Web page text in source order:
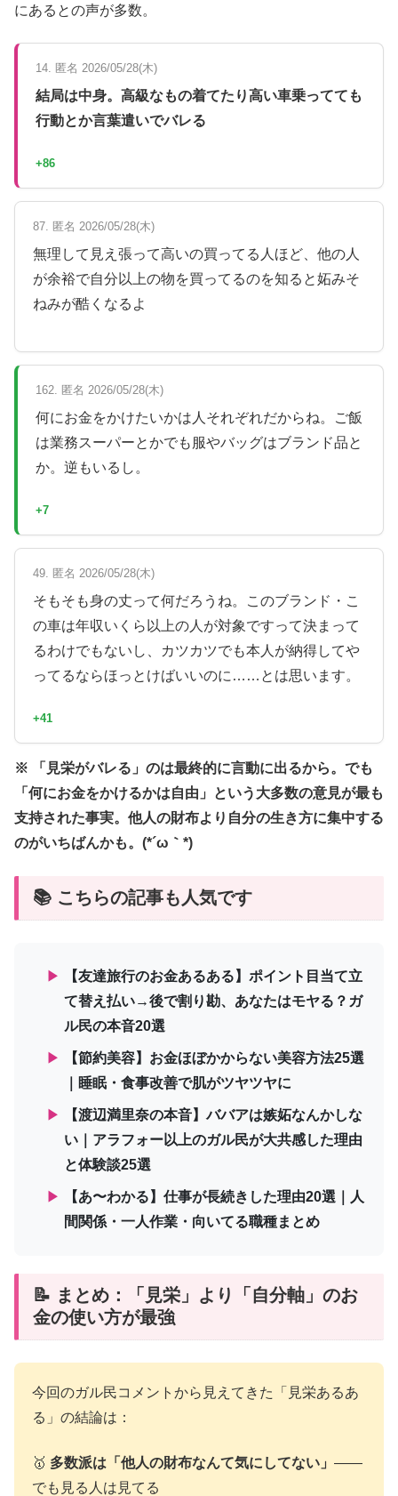
にあるとの声が多数。
14. 匿名 2026/05/28(木)
結局は中身。高級なもの着てたり高い車乗ってても
行動とか言葉遣いでバレる
+86
87. 匿名 2026/05/28(木)
無理して見え張って高いの買ってる人ほど、他の人
が余裕で自分以上の物を買ってるのを知ると妬みそ
ねみが酷くなるよ
162. 匿名 2026/05/28(木)
何にお金をかけたいかは人それぞれだからね。ご飯
は業務スーパーとかでも服やバッグはブランド品と
か。逆もいるし。
+7
49. 匿名 2026/05/28(木)
そもそも身の丈って何だろうね。このブランド・こ
の車は年収いくら以上の人が対象ですって決まって
るわけでもないし、カツカツでも本人が納得してや
ってるならほっとけばいいのに……とは思います。
+41
※ 「見栄がバレる」のは最終的に言動に出るから。でも
「何にお金をかけるかは自由」という大多数の意見が最も
支持された事実。他人の財布より自分の生き方に集中する
のがいちばんかも。(*´ω｀*)
📚 こちらの記事も人気です
▶
【友達旅行のお金あるある】ポイント目当て立
て替え払い→後で割り勘、あなたはモヤる？ガ
ル民の本音20選
▶
【節約美容】お金ほぼかからない美容方法25選
｜睡眠・食事改善で肌がツヤツヤに
▶
【渡辺満里奈の本音】ババアは嫉妬なんかしな
い｜アラフォー以上のガル民が大共感した理由
と体験談25選
▶
【あ〜わかる】仕事が長続きした理由20選｜人
間関係・一人作業・向いてる職種まとめ
📝 まとめ：「見栄」より「自分軸」のお
金の使い方が最強
今回のガル民コメントから見えてきた「見栄あるあ
る」の結論は：
🥇 多数派は「他人の財布なんて気にしてない」 ——
でも見る人は見てる